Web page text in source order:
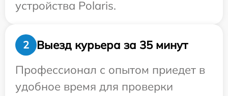
устройства Polaris.
2
Выезд курьера за 35 минут
Профессионал с опытом приедет в
удобное время для проверки